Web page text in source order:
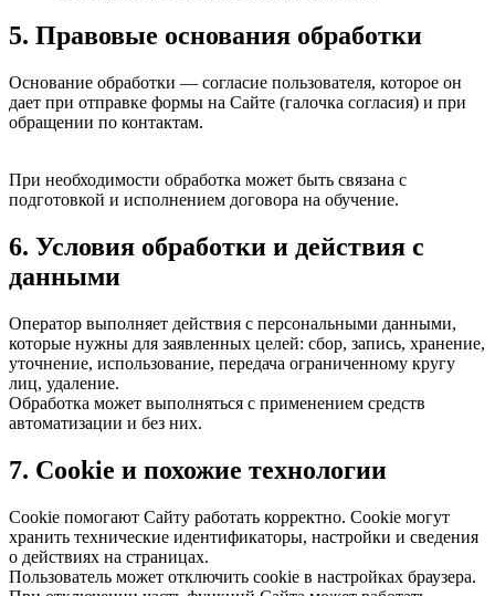
5. Правовые основания обработки
Основание обработки — согласие пользователя, которое он
дает при отправке формы на Сайте (галочка согласия) и при
обращении по контактам.
При необходимости обработка может быть связана с
подготовкой и исполнением договора на обучение.
6. Условия обработки и действия с
данными
Оператор выполняет действия с персональными данными,
которые нужны для заявленных целей: сбор, запись, хранение,
уточнение, использование, передача ограниченному кругу
лиц, удаление.
Обработка может выполняться с применением средств
автоматизации и без них.
7. Cookie и похожие технологии
Cookie помогают Сайту работать корректно. Cookie могут
хранить технические идентификаторы, настройки и сведения
о действиях на страницах.
Пользователь может отключить cookie в настройках браузера.